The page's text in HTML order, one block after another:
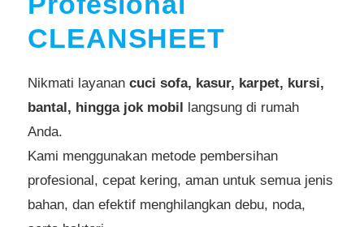
CLEANSHEET
Nikmati layanan cuci sofa, kasur, karpet, kursi,
bantal, hingga jok mobil langsung di rumah
Anda.
Kami menggunakan metode pembersihan
profesional, cepat kering, aman untuk semua jenis
bahan, dan efektif menghilangkan debu, noda,